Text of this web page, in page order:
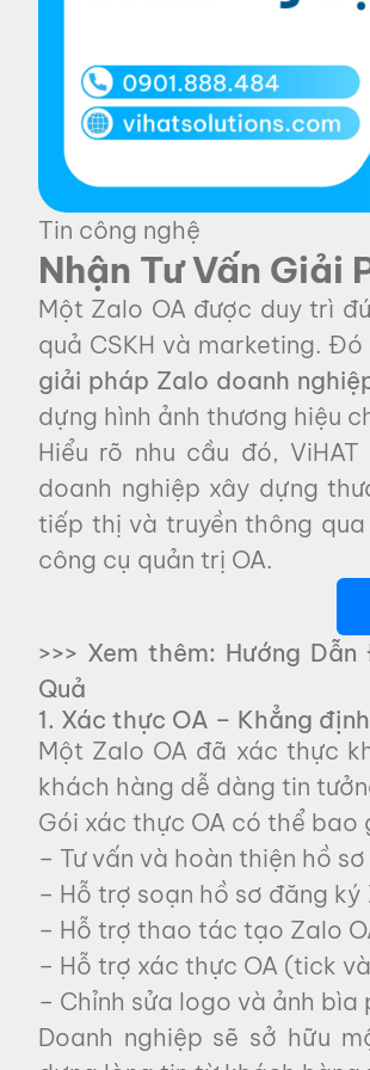
Tin công nghệ
Nhận Tư Vấn Giải
Một Zalo OA được duy trì
quả CSKH và marketing.
giải pháp Zalo doanh
dựng hình ảnh thương hiệu
Hiểu rõ nhu cầu đó,
doanh nghiệp xây dựng
tiếp thị và truyền thông
công cụ quản trị OA.
>>> Xem thêm: Hướng
Quả
1. Xác thực OA – Khẳng
Một Zalo OA đã xác thực
khách hàng dễ dàng tin
Gói xác thực OA có thể bao
– Tư vấn và hoàn thiện hồ
– Hỗ trợ soạn hồ sơ đăng
– Hỗ trợ thao tác tạo Zalo
– Hỗ trợ xác thực OA (tick
– Chỉnh sửa logo và ảnh
Doanh nghiệp sẽ sở hữu